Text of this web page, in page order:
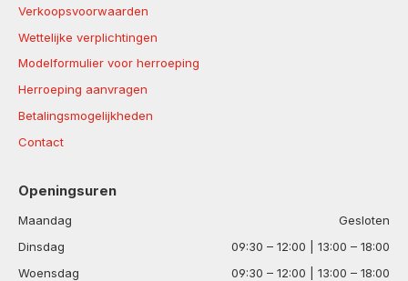
Verkoopsvoorwaarden
Wettelijke verplichtingen
Modelformulier voor herroeping
Herroeping aanvragen
Betalingsmogelijkheden
Contact
Openingsuren
Maandag
Gesloten
Dinsdag
09:30 – 12:00 | 13:00 – 18:00
Woensdag
09:30 – 12:00 | 13:00 – 18:00